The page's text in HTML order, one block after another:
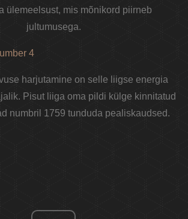
ülemeelsust, mis mõnikord piirneb
jultumusega.
4
harjutamine on selle liigse energia
Pisut liiga oma pildi külge kinnitatud
numbril 1759 tunduda pealiskaudsed.